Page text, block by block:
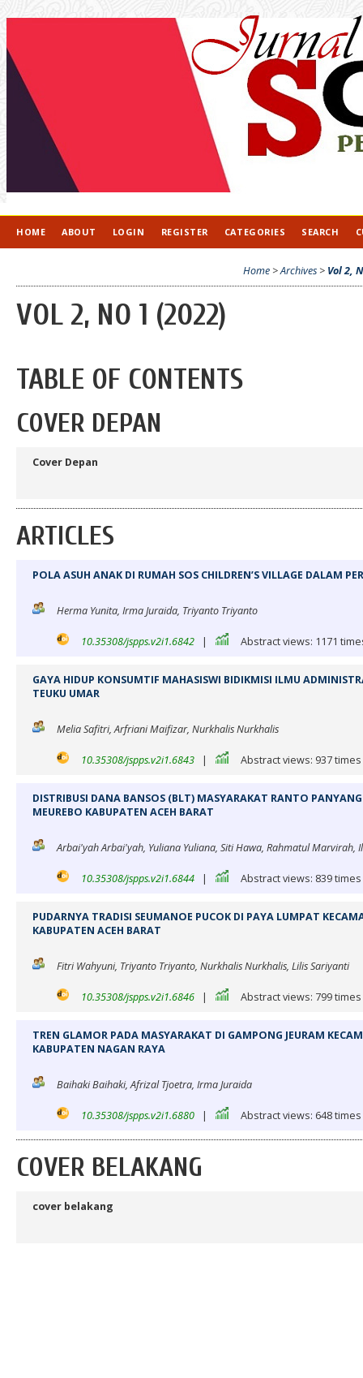
HOME ABOUT LOGIN REGISTER CATEGORIES SEARCH
Home >Archives > Vol 2,
VOL 2, NO 1 (2022)
TABLE OF CONTENTS
COVER DEPAN
Cover Depan
ARTICLES
POLA ASUH ANAK DI RUMAH SOS CHILDREN’S VILLAGE DALAM
Herma Yunita, Irma Juraida, Triyanto Triyanto
10.35308/jspps.v2i1.6842 | Abstract views: 1171
GAYA HIDUP KONSUMTIF MAHASISWI BIDIKMISI ILMU
TEUKU UMAR
Melia Safitri, Arfriani Maifizar, Nurkhalis Nurkhalis
10.35308/jspps.v2i1.6843 | Abstract views: 937 times
DISTRIBUSI DANA BANSOS (BLT) MASYARAKAT RANTO
MEUREBO KABUPATEN ACEH BARAT
Arbai'yah Arbai'yah, Yuliana Yuliana, Siti Hawa, Rahmatul Marvirah,
10.35308/jspps.v2i1.6844 | Abstract views: 839 times
PUDARNYA TRADISI SEUMANOE PUCOK DI PAYA LUMPAT
KABUPATEN ACEH BARAT
Fitri Wahyuni, Triyanto Triyanto, Nurkhalis Nurkhalis, Lilis Sariyanti
10.35308/jspps.v2i1.6846 | Abstract views: 799 times
TREN GLAMOR PADA MASYARAKAT DI GAMPONG JEURAM
KABUPATEN NAGAN RAYA
Baihaki Baihaki, Afrizal Tjoetra, Irma Juraida
10.35308/jspps.v2i1.6880 | Abstract views: 648 times
COVER BELAKANG
cover belakang